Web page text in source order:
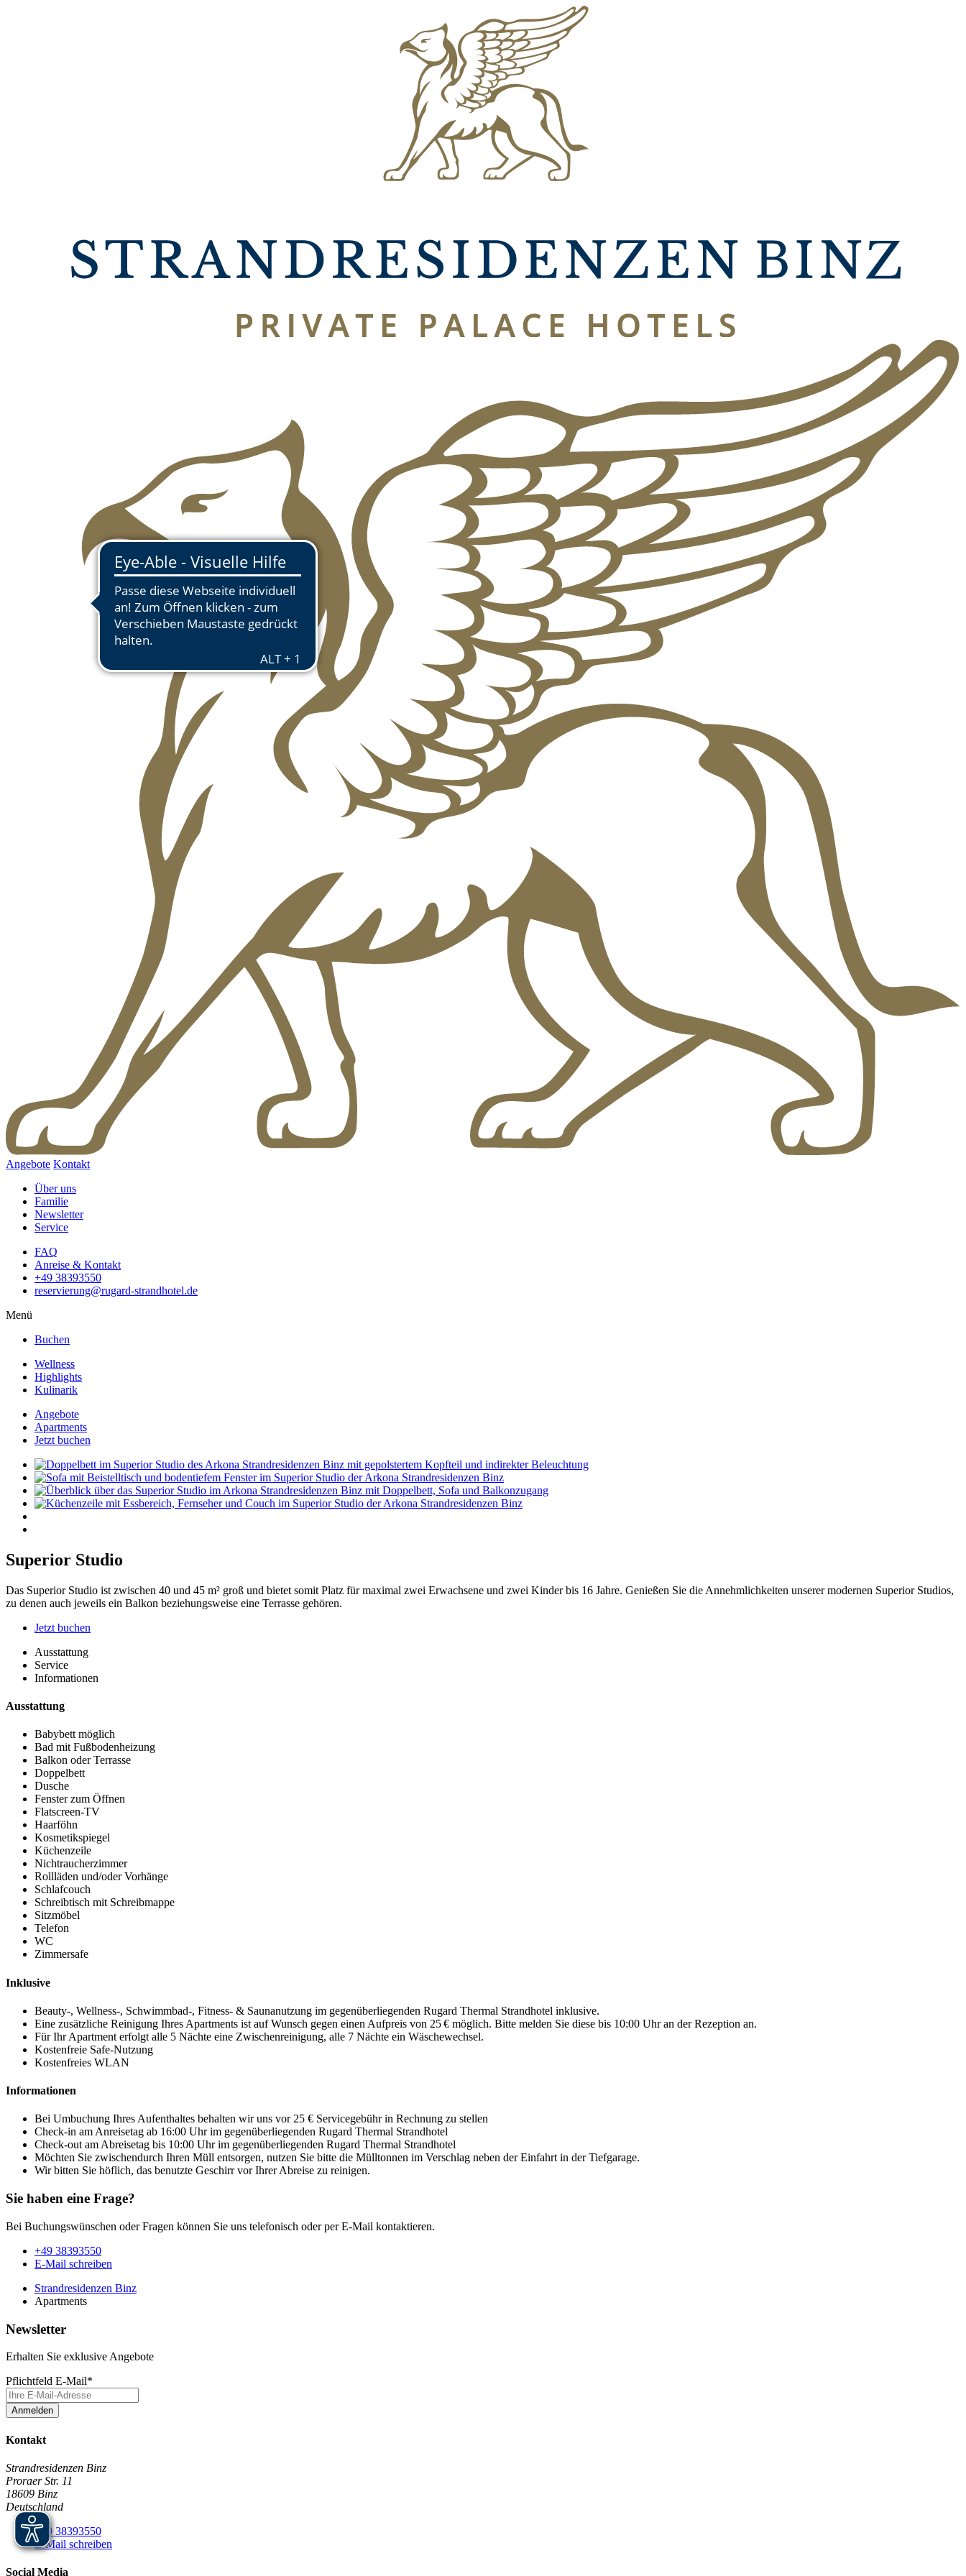
Angebote Kontakt
Über uns
Familie
Newsletter
Service
FAQ
Anreise & Kontakt
+49 38393550
reservierung@rugard-strandhotel.de
Menü
Buchen
Wellness
Highlights
Kulinarik
Angebote
Apartments
Jetzt buchen
Superior Studio
Das Superior Studio ist zwischen 40 und 45 m² groß und bietet somit Platz für maximal zwei Erwachsene und zwei Kinder bis 16 Jahre. Genießen Sie die Annehmlichkeiten unserer modernen Superior Studios,
zu denen auch jeweils ein Balkon beziehungsweise eine Terrasse gehören.
Jetzt buchen
Ausstattung
Service
Informationen
Ausstattung
Babybett möglich
Bad mit Fußbodenheizung
Balkon oder Terrasse
Doppelbett
Dusche
Fenster zum Öffnen
Flatscreen-TV
Haarföhn
Kosmetikspiegel
Küchenzeile
Nichtraucherzimmer
Rollläden und/oder Vorhänge
Schlafcouch
Schreibtisch mit Schreibmappe
Sitzmöbel
Telefon
WC
Zimmersafe
Inklusive
Beauty-, Wellness-, Schwimmbad-, Fitness- & Saunanutzung im gegenüberliegenden Rugard Thermal Strandhotel inklusive.
Eine zusätzliche Reinigung Ihres Apartments ist auf Wunsch gegen einen Aufpreis von 25 € möglich. Bitte melden Sie diese bis 10:00 Uhr an der Rezeption an.
Für Ihr Apartment erfolgt alle 5 Nächte eine Zwischenreinigung, alle 7 Nächte ein Wäschewechsel.
Kostenfreie Safe-Nutzung
Kostenfreies WLAN
Informationen
Bei Umbuchung Ihres Aufenthaltes behalten wir uns vor 25 € Servicegebühr in Rechnung zu stellen
Check-in am Anreisetag ab 16:00 Uhr im gegenüberliegenden Rugard Thermal Strandhotel
Check-out am Abreisetag bis 10:00 Uhr im gegenüberliegenden Rugard Thermal Strandhotel
Möchten Sie zwischendurch Ihren Müll entsorgen, nutzen Sie bitte die Mülltonnen im Verschlag neben der Einfahrt in der Tiefgarage.
Wir bitten Sie höflich, das benutzte Geschirr vor Ihrer Abreise zu reinigen.
Sie haben eine Frage?
Bei Buchungswünschen oder Fragen können Sie uns telefonisch oder per E-Mail kontaktieren.
+49 38393550
E-Mail schreiben
Strandresidenzen Binz
Apartments
Newsletter
Erhalten Sie exklusive Angebote
Pflichtfeld E-Mail*
Anmelden
Kontakt
Strandresidenzen Binz
Proraer Str. 11
18609 Binz
Deutschland
+49 38393550
E-Mail schreiben
Social Media